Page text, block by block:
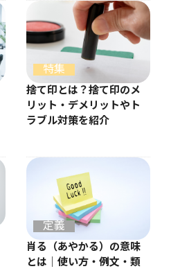
特集
捨て印とは？捨て印のメ
リット・デメリットやト
ラブル対策を紹介
定義
肖る（あやかる）の意味
とは｜使い方・例文・類